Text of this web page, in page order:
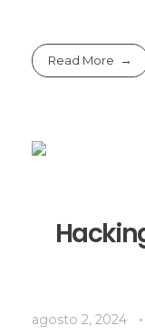
Read More
agosto 2, 2024